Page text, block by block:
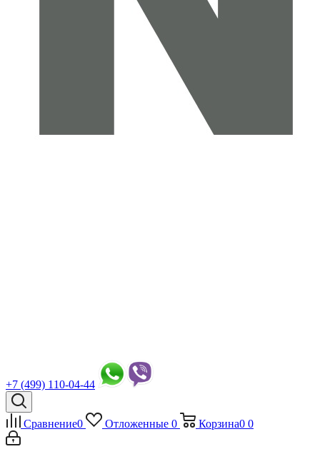
+7 (499) 110-04-44
Сравнение0 Отложенные 0 Корзина0 0